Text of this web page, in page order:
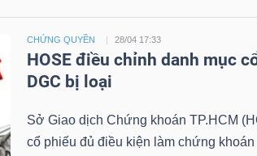
CHỨNG QUYỀN 28/04 17:33
HOSE điều chỉnh danh mục
DGC bị loại
Sở Giao dịch Chứng khoán TP.HCM
cổ phiếu đủ điều kiện làm chứng